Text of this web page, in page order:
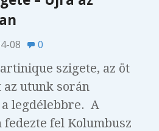
08 0
szigete, az öt
utunk során
legdélebbre. A
fedezte fel Kolumbusz